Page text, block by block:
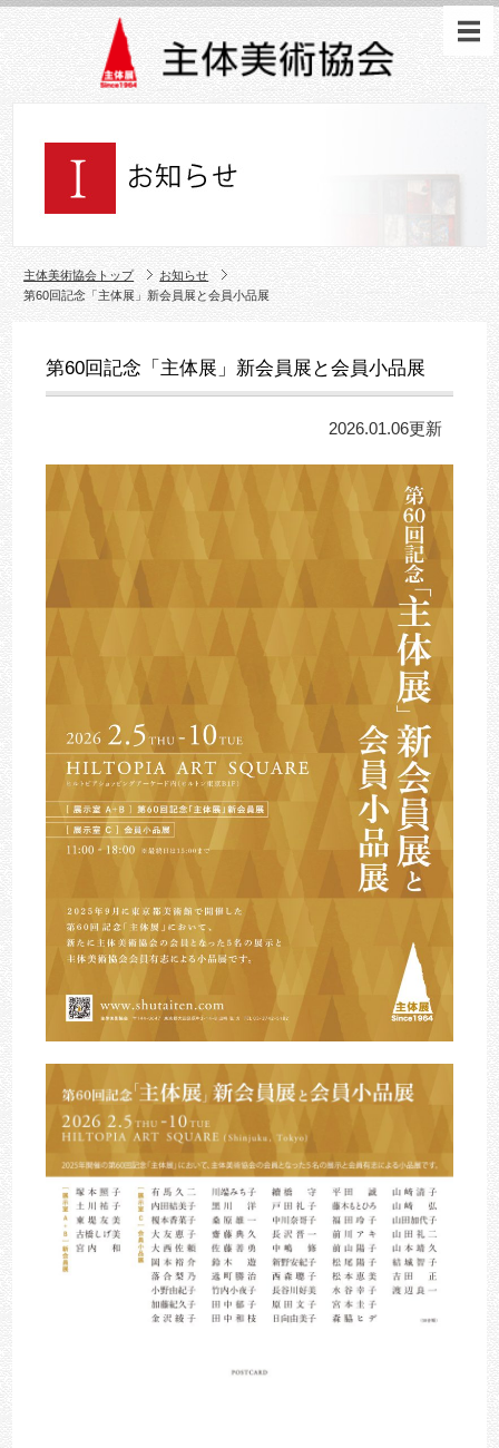
主体美術協会トップ
お知らせ
第60回記念「主体展」新会員展と会員小品展
第60回記念「主体展」新会員展と会員小品展
2026.01.06更新